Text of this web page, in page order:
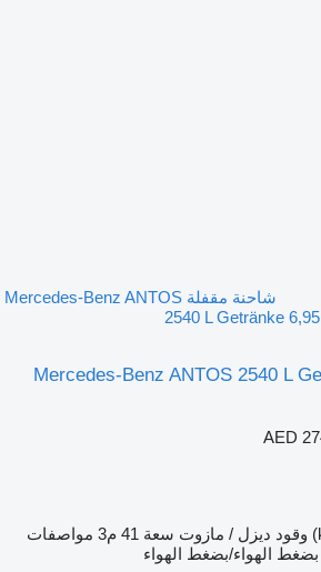
شاحنة مقفلة Mercedes-Benz ANTOS
2540 L Getränke
Mercedes-Benz ANTOS 2540 L
AED
وقود ديزل / مازوت سعة 41 م3
مواصفات
بضغط الهواء/بضغط الهواء